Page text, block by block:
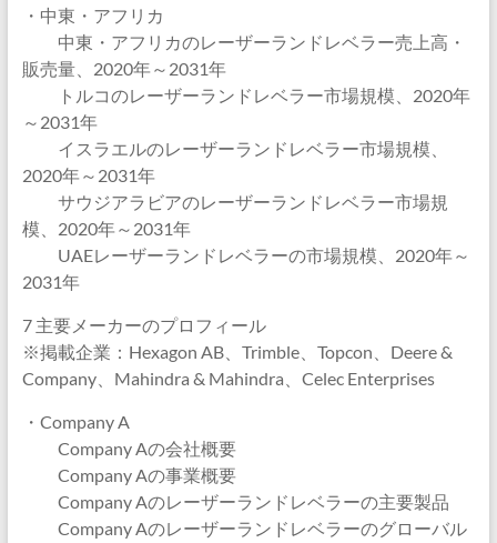
・中東・アフリカ
中東・アフリカのレーザーランドレベラー売上高・
販売量、2020年～2031年
トルコのレーザーランドレベラー市場規模、2020年
～2031年
イスラエルのレーザーランドレベラー市場規模、
2020年～2031年
サウジアラビアのレーザーランドレベラー市場規
模、2020年～2031年
UAEレーザーランドレベラーの市場規模、2020年～
2031年
7 主要メーカーのプロフィール
※掲載企業：Hexagon AB、Trimble、Topcon、Deere &
Company、Mahindra & Mahindra、Celec Enterprises
・Company A
Company Aの会社概要
Company Aの事業概要
Company Aのレーザーランドレベラーの主要製品
Company Aのレーザーランドレベラーのグローバル